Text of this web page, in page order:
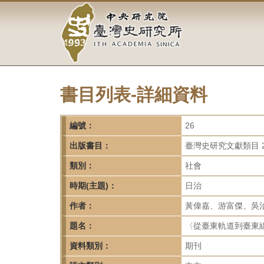
容
中
央
研
究
院-
臺
灣
史
研
究
所-
書目列表-詳細資料
編號： 26
出版書目： 臺灣史研究文獻類目
類別： 社會
時期(主題)： 日治
作者： 黃偉嘉、游富傑、吳
題名： 〈從臺東軌道到臺
資料類別： 期刊